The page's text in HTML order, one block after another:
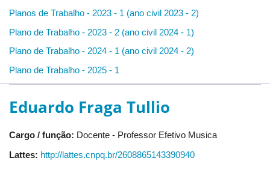
Planos de Trabalho - 2023 - 1 (ano civil 2023 - 2)
Plano de Trabalho - 2023 - 2 (ano civil 2024 - 1)
Plano de Trabalho - 2024 - 1 (ano civil 2024 - 2)
Plano de Trabalho - 2025 - 1
Eduardo Fraga Tullio
Cargo / função: Docente - Professor Efetivo Musica
Lattes: http://lattes.cnpq.br/2608865143390940